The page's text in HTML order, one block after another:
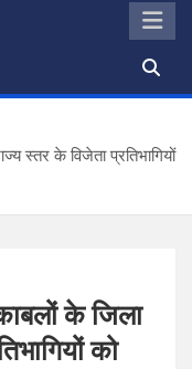
स्तर के विजेता प्रतिभागियों
के जिला
को